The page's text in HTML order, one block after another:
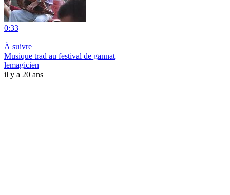
0:33
|
À suivre
Musique trad au festival de gannat
lemagicien
il y a 20 ans